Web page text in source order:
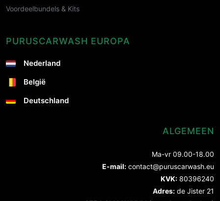
Voordeelbundels & Kits
PURUSCARWASH EUROPA
Nederland
België
Deutschland
ALGEMEEN
Ma-vr 09.00-18.00
E-mail: contact@puruscarwash.eu
KVK: 80396240
Adres: de Jister 21